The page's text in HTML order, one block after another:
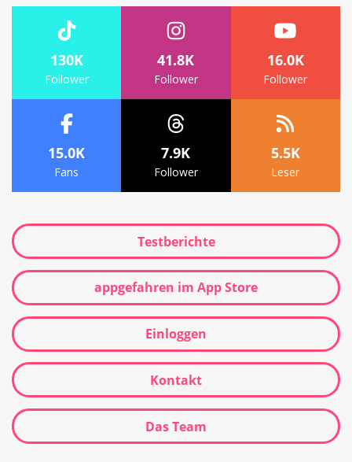
130K
Follower
41.8K
Follower
16.0K
Follower
15.0K
Fans
7.9K
Follower
5.5K
Leser
Testberichte
appgefahren im App Store
Einloggen
Kontakt
Das Team